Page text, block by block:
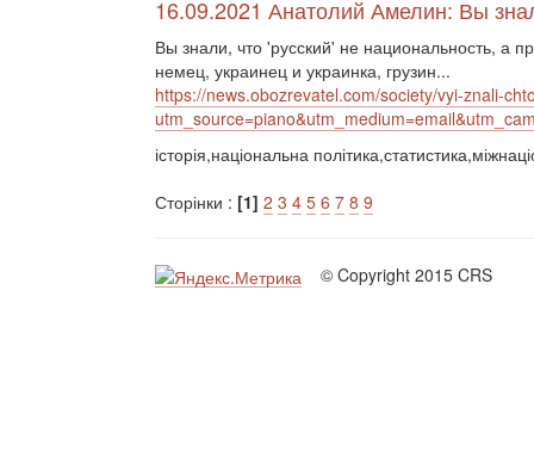
16.09.2021 Анатолий Амелин: Вы
Вы знали, что 'русский' не национальность, а
немец, украинец и украинка, грузин...
https://news.obozrevatel.com/society/vyi-znali-
історія,національна
Сторінки : [1] 2 3 4 5 6 7 8 9
© Copyright 2015 CRS